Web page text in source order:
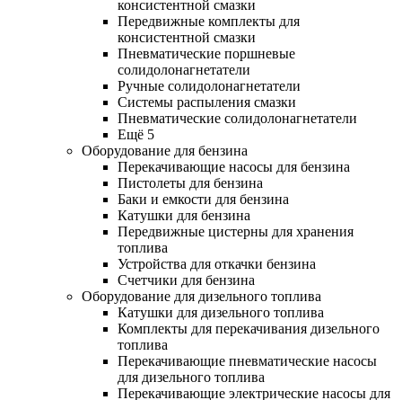
консистентной смазки
Передвижные комплекты для
консистентной смазки
Пневматические поршневые
солидолонагнетатели
Ручные солидолонагнетатели
Системы распыления смазки
Пневматические солидолонагнетатели
Ещё 5
Оборудование для бензина
Перекачивающие насосы для бензина
Пистолеты для бензина
Баки и емкости для бензина
Катушки для бензина
Передвижные цистерны для хранения
топлива
Устройства для откачки бензина
Счетчики для бензина
Оборудование для дизельного топлива
Катушки для дизельного топлива
Комплекты для перекачивания дизельного
топлива
Перекачивающие пневматические насосы
для дизельного топлива
Перекачивающие электрические насосы для